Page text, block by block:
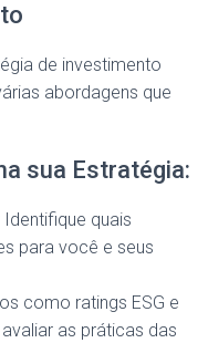
de investimento
abordagens que
sua Estratégia:
quais
para você e seus
como ratings ESG e
as práticas das